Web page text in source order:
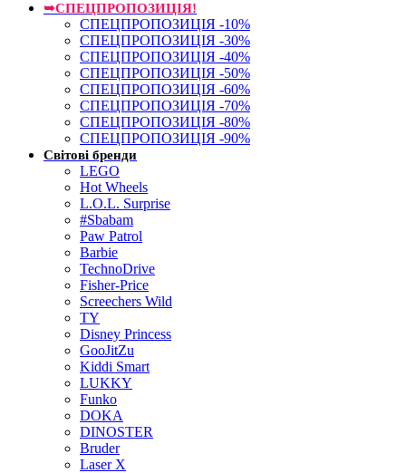
➥СПЕЦПРОПОЗИЦІЯ!
СПЕЦПРОПОЗИЦІЯ -10%
СПЕЦПРОПОЗИЦІЯ -30%
СПЕЦПРОПОЗИЦІЯ -40%
СПЕЦПРОПОЗИЦІЯ -50%
СПЕЦПРОПОЗИЦІЯ -60%
СПЕЦПРОПОЗИЦІЯ -70%
СПЕЦПРОПОЗИЦІЯ -80%
СПЕЦПРОПОЗИЦІЯ -90%
Світові бренди
LEGO
Hot Wheels
L.O.L. Surprise
#Sbabam
Paw Patrol
Barbie
TechnoDrive
Fisher-Price
Screechers Wild
TY
Disney Princess
GooJitZu
Kiddi Smart
LUKKY
Funko
DOKA
DINOSTER
Bruder
Laser X